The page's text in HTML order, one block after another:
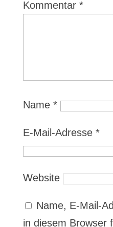
Kommentar *
Name *
E-Mail-Adresse *
Website
Name, E-Mail-
in diesem Browser